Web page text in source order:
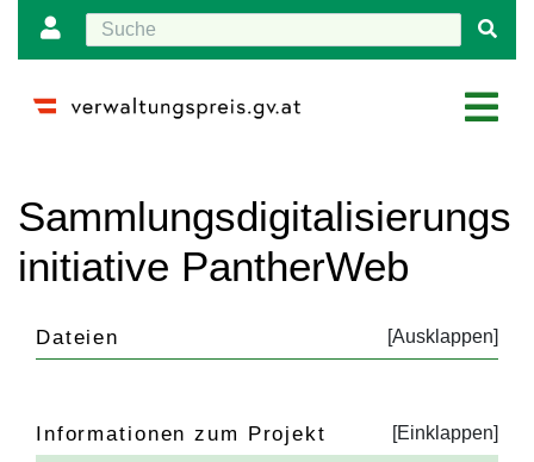
Sammlungsdigitalisierungs
initiative PantherWeb
Dateien
Informationen zum Projekt